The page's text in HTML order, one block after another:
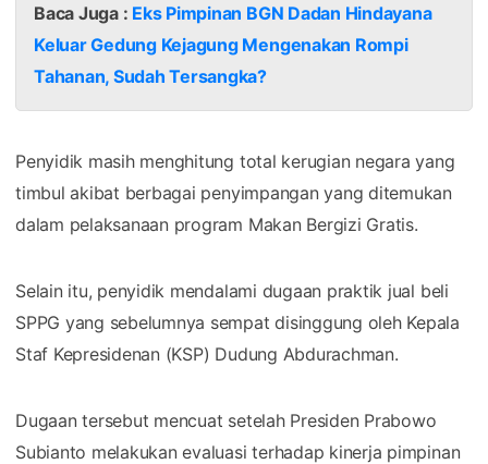
Baca Juga : Eks Pimpinan BGN Dadan Hindayana
Keluar Gedung Kejagung Mengenakan Rompi
Tahanan, Sudah Tersangka?
Penyidik masih menghitung total kerugian negara yang
timbul akibat berbagai penyimpangan yang ditemukan
dalam pelaksanaan program Makan Bergizi Gratis.
Selain itu, penyidik mendalami dugaan praktik jual beli
SPPG yang sebelumnya sempat disinggung oleh Kepala
Staf Kepresidenan (KSP) Dudung Abdurachman.
Dugaan tersebut mencuat setelah Presiden Prabowo
Subianto melakukan evaluasi terhadap kinerja pimpinan